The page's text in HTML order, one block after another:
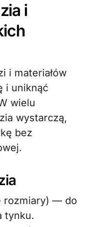
i
i materiałów
i uniknąć
wielu
wystarczą,
bez
rozmiary) — do
tynku.